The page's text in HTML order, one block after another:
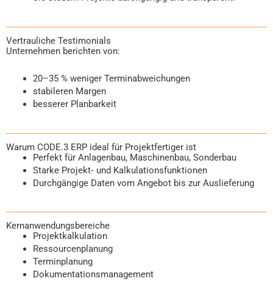
Vertrauliche Testimonials
Unternehmen berichten von:
20–35 % weniger Terminabweichungen
stabileren Margen
besserer Planbarkeit
Warum CODE.3 ERP ideal für Projektfertiger ist
Perfekt für Anlagenbau, Maschinenbau, Sonderbau
Starke Projekt‑ und Kalkulationsfunktionen
Durchgängige Daten vom Angebot bis zur Auslieferung
Kernanwendungsbereiche
Projektkalkulation
Ressourcenplanung
Terminplanung
Dokumentationsmanagement